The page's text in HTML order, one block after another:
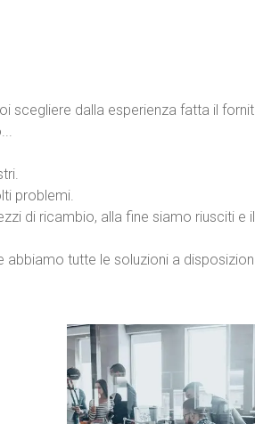
scegliere dalla esperienza fatta il
problemi.
di ricambio, alla fine siamo riusciti e
tutte le soluzioni a